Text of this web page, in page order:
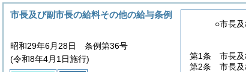
○市長
第1条
市長
第2条
市長及
市長及び副市長の給料その他の給与条例
昭和29年6月28日 条例第36号
(令和8年4月1日施行)